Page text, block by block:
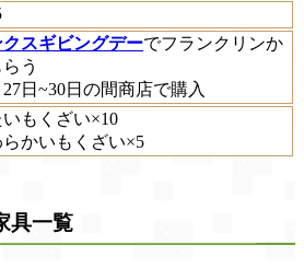
スギビングデーでフランクリンか
う
27日~30日の間商店で購入
もくざい×10
かいもくざい×5
具一覧